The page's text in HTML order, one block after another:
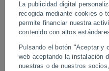
La publicidad digital
recogida mediante cookies o
permite financiar nuestra
contenido con altos
Pulsando el botón "Aceptar y
web aceptando la instalación
nuestras o de nuestros
Miles de pepinos
aparecen en las
Ramphueng,